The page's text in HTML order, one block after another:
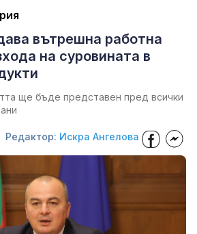
вътрешна работна
на суровината в
ще бъде представен пред всички
Редактор: Искра Ангелова